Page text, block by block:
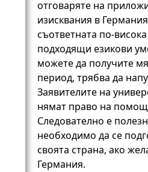
отговаряте на
изисквания в
съответната по-
подходящи езикови
можете да получите
период, трябва да
Заявителите на
нямат право на
Следователно е
необходимо да се
своята страна, ако
Германия.